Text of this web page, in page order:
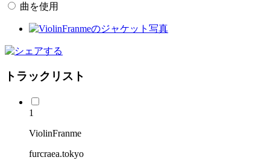
曲を使用
トラックリスト
1
ViolinFranme
furcraea.tokyo